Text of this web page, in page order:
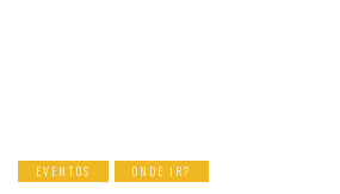
EVENTOS ONDE IR?